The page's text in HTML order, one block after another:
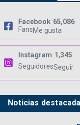
Facebook 65,086
FansMe gusta
Instagram 1,345
SeguidoresSeguir
Noticias